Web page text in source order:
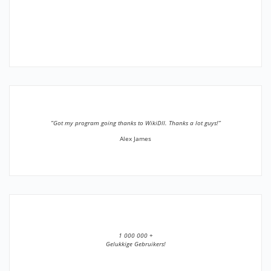
”Got my program going thanks to WikiDll. Thanks a lot guys!”
Alex James
1 000 000 +
Gelukkige Gebruikers!